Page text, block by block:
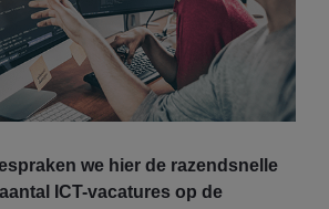
we hier de razendsnelle
ICT-vacatures op de